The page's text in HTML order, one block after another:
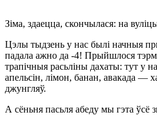
Зіма, здаецца, скончылася: на
Цэлы тыдзень у нас былі начныя
падала ажно да -4! Прыйшлося
трапічныя расьліны дахаты: тут у
апельсін, лімон, банан, авакада —
джунгляў.
А сёньня пасьля абеду мы гэта ўсё